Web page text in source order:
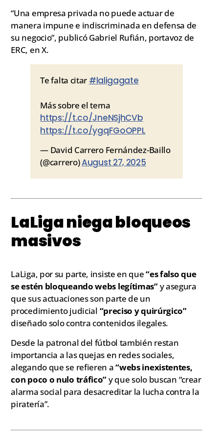
“Una empresa privada no puede actuar de
manera impune e indiscriminada en defensa de
su negocio”, publicó Gabriel Rufián, portavoz de
ERC, en X.
Te falta citar #laligagate
Más sobre el tema
https://t.co/JneNSjhCVb
https://t.co/ygqFGoOPPL
— David Carrero Fernández-Baillo
(@carrero)August 27, 2025
LaLiga niega bloqueos
masivos
LaLiga, por su parte, insiste en que“es falso que
se estén bloqueando webs legítimas”y asegura
que sus actuaciones son parte de un
procedimiento judicial “preciso y quirúrgico”
diseñado solo contra contenidos ilegales.
Desde la patronal del fútbol también restan
importancia a las quejas en redes sociales,
alegando que se refieren a“webs inexistentes,
con poco o nulo tráfico”y que solo buscan “crear
alarma social para desacreditar la lucha contra la
piratería”.